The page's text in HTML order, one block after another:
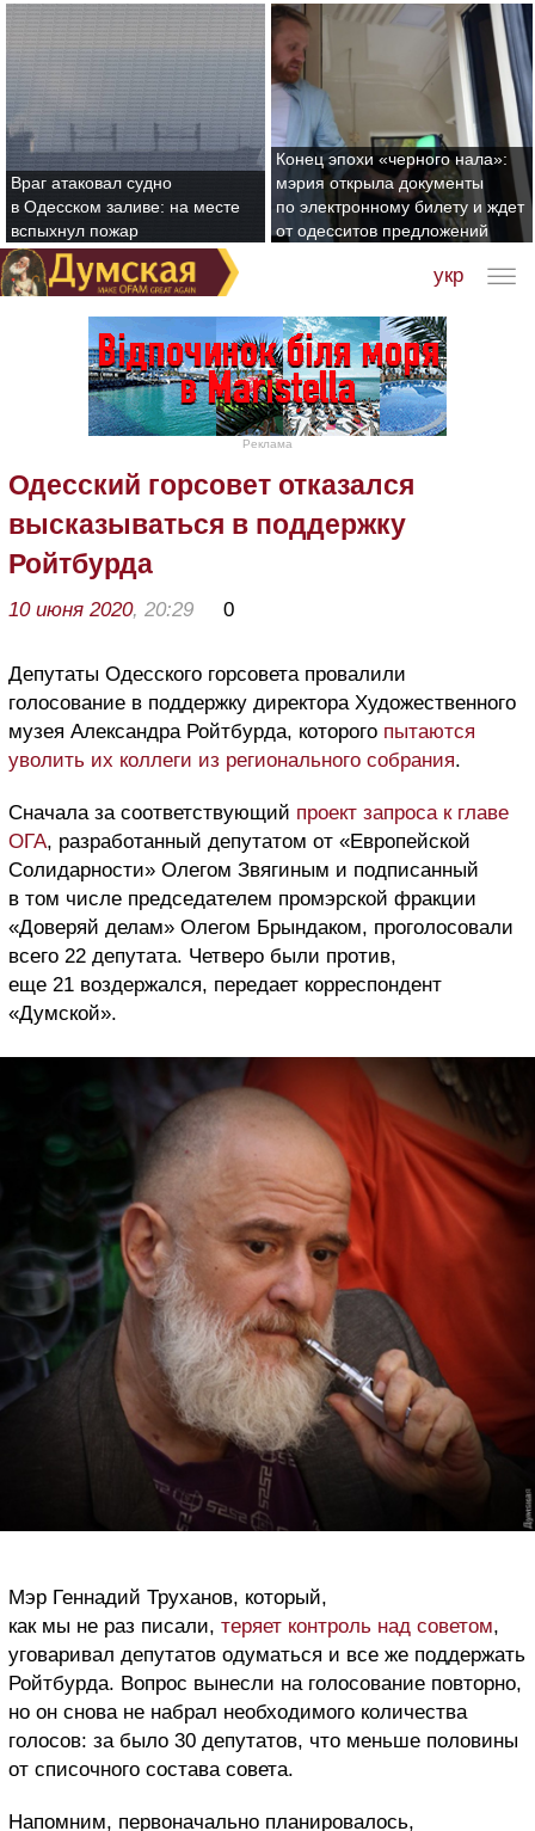
Враг атаковал судно
в Одесском заливе: на месте
вспыхнул пожар
Конец эпохи «черного нала»:
мэрия открыла документы
по электронному билету и ждет
от одесситов предложений
укр
Реклама
Одесский горсовет отказался
высказываться в поддержку
Ройтбурда
10 июня 2020, 20:29 0
Депутаты Одесского горсовета провалили
голосование в поддержку директора Художественного
музея Александра Ройтбурда, которого пытаются
уволить их коллеги из регионального собрания.
Сначала за соответствующий проект запроса к главе
ОГА, разработанный депутатом от «Европейской
Солидарности» Олегом Звягиным и подписанный
в том числе председателем промэрской фракции
«Доверяй делам» Олегом Брындаком, проголосовали
всего 22 депутата. Четверо были против,
еще 21 воздержался, передает корреспондент
«Думской».
Мэр Геннадий Труханов, который,
как мы не раз писали, теряет контроль над советом,
уговаривал депутатов одуматься и все же поддержать
Ройтбурда. Вопрос вынесли на голосование повторно,
но он снова не набрал необходимого количества
голосов: за было 30 депутатов, что меньше половины
от списочного состава совета.
Напомним, первоначально планировалось,